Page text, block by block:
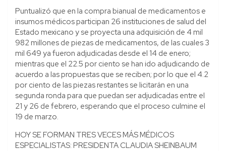
Puntualizó que en la compra bianual de medicamentos e
insumos médicos participan 26 instituciones de salud del
Estado mexicano y se proyecta una adquisición de 4 mil
982 millones de piezas de medicamentos, de las cuales 3
mil 649 ya fueron adjudicadas desde el 14 de enero;
mientras que el 22.5 por ciento se han ido adjudicando de
acuerdo a las propuestas que se reciben; por lo que el 4.2
por ciento de las piezas restantes se licitarán en una
segunda ronda para que puedan ser adjudicadas entre el
21 y 26 de febrero, esperando que el proceso culmine el
19 de marzo.
HOY SE FORMAN TRES VECES MÁS MÉDICOS
ESPECIALISTAS: PRESIDENTA CLAUDIA SHEINBAUM